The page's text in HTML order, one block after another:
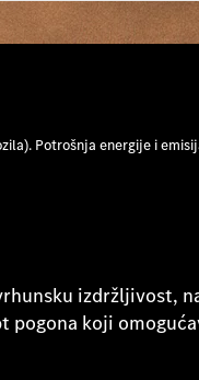
Potrošnja energije i
izdržljivost,
koji